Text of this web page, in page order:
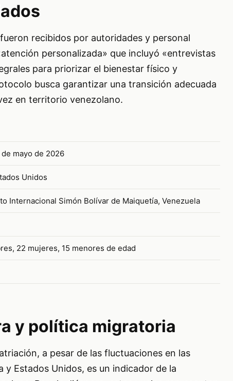
recibidos por autoridades y personal
personalizada» que incluyó «entrevistas
para priorizar el bienestar físico y
busca garantizar una transición adecuada
en territorio venezolano.
de mayo de 2026
Unidos
Internacional Simón Bolívar de Maiquetía, Venezuela
22 mujeres, 15 menores de edad
y política migratoria
a pesar de las fluctuaciones en las
y Estados Unidos, es un indicador de la